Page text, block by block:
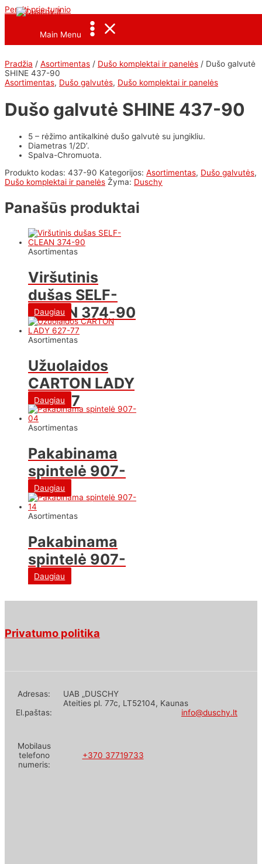
Pereiti prie turinio
Main Menu
<--Pavel_Shrink_Menu-->
Pradžia / Asortimentas / Dušo komplektai ir panelės / Dušo galvutė
SHINE 437-90
Asortimentas, Dušo galvutės, Dušo komplektai ir panelės
Dušo galvutė SHINE 437-90
5 – rėžimo antikalkinė dušo galvutė su jungikliu.
Diametras 1/2D’.
Spalva-Chromuota.
Produkto kodas: 437-90 Kategorijos: Asortimentas, Dušo galvutės,
Dušo komplektai ir panelės Žyma: Duschy
Panašūs produktai
Asortimentas
Viršutinis
dušas SELF-
CLEAN 374-90
Daugiau
Asortimentas
Užuolaidos
CARTON LADY
627-77
Daugiau
Asortimentas
Pakabinama
spintelė 907-
04
Daugiau
Asortimentas
Pakabinama
spintelė 907-
14
Daugiau
Privatumo politika
Adresas:
UAB „DUSCHY
Ateities pl. 77c, LT52104, Kaunas
El.paštas:
info@duschy.lt
Mobilaus
telefono
numeris:
+370 37719733